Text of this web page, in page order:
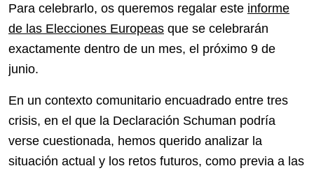
Para celebrarlo, os queremos regalar este informe
de las Elecciones Europeas que se celebrarán
exactamente dentro de un mes, el próximo 9 de
junio.
En un contexto comunitario encuadrado entre tres
crisis, en el que la Declaración Schuman podría
verse cuestionada, hemos querido analizar la
situación actual y los retos futuros, como previa a las